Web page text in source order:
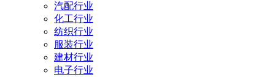
汽配行业
化工行业
纺织行业
服装行业
建材行业
电子行业